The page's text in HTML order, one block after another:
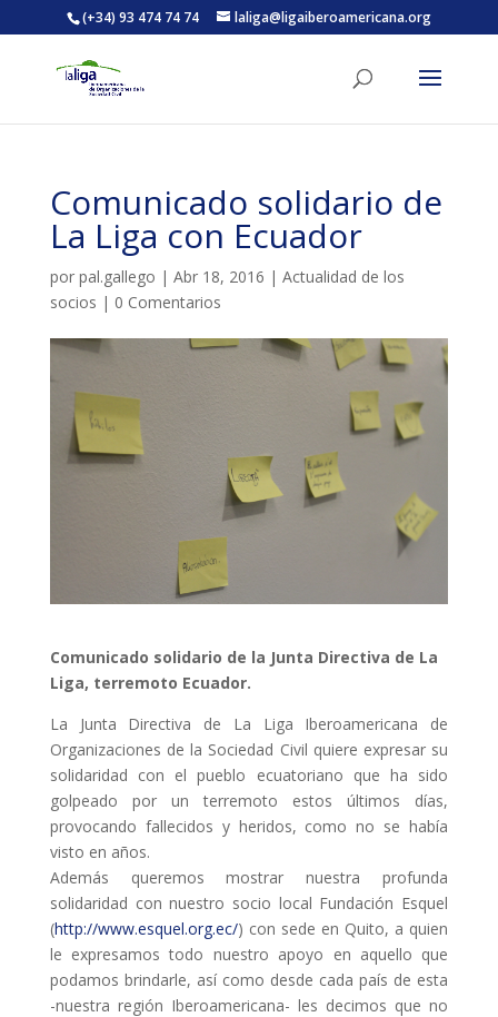
(+34) 93 474 74 74 laliga@ligaiberoamericana.org
Comunicado solidario de
La Liga con Ecuador
por pal.gallego | Abr 18, 2016 | Actualidad de los
socios | 0 Comentarios
Comunicado solidario de la Junta Directiva de La
Liga, terremoto Ecuador.
La Junta Directiva de La Liga Iberoamericana de
Organizaciones de la Sociedad Civil quiere expresar su
solidaridad con el pueblo ecuatoriano que ha sido
golpeado por un terremoto estos últimos días,
provocando fallecidos y heridos, como no se había
visto en años.
Además queremos mostrar nuestra profunda
solidaridad con nuestro socio local Fundación Esquel
(http://www.esquel.org.ec/) con sede en Quito, a quien
le expresamos todo nuestro apoyo en aquello que
podamos brindarle, así como desde cada país de esta
-nuestra región Iberoamericana- les decimos que no
ACTIVITATS D'ESTIU
MÓN ESCOLAR
ALBERG CENTRE ESPLAI
FORMACIÓ
CASES DE COLÒNIES
ACCIÓ SOCIAL I JOVES
ESPLAIS
SUPORT TERCER SECTOR
CONEIX FUNDESPLAI
La Fundació